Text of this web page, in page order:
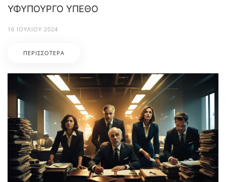
ΥΦΥΠΟΥΡΓΟ ΥΠΕΘΟ
16 ΙΟΥΛΊΟΥ 2024
ΠΕΡΙΣΣΌΤΕΡΑ